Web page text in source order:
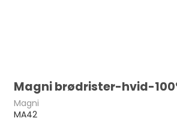
Magni brødrister-hvid-
Magni
MA42